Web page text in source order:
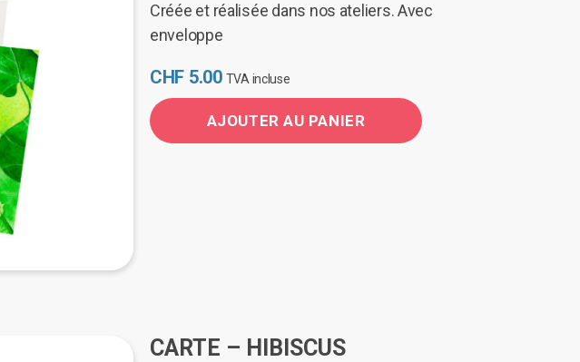
Créée et réalisée dans nos ateliers. Avec
enveloppe
CHF 5.00 TVA incluse
AJOUTER AU PANIER
CARTE – HIBISCUS